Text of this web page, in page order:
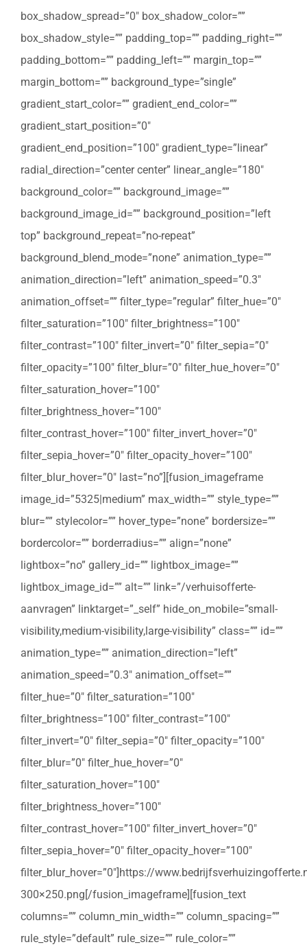
box_shadow_spread=”0″ box_shadow_color=””
box_shadow_style=”” padding_top=”” padding_right=””
padding_bottom=”” padding_left=”” margin_top=””
margin_bottom=”” background_type=”single”
gradient_start_color=”” gradient_end_color=””
gradient_start_position=”0″
gradient_end_position=”100″ gradient_type=”linear”
radial_direction=”center center” linear_angle=”180″
background_color=”” background_image=””
background_image_id=”” background_position=”left
top” background_repeat=”no-repeat”
background_blend_mode=”none” animation_type=””
animation_direction=”left” animation_speed=”0.3″
animation_offset=”” filter_type=”regular” filter_hue=”0″
filter_saturation=”100″ filter_brightness=”100″
filter_contrast=”100″ filter_invert=”0″ filter_sepia=”0″
filter_opacity=”100″ filter_blur=”0″ filter_hue_hover=”0″
filter_saturation_hover=”100″
filter_brightness_hover=”100″
filter_contrast_hover=”100″ filter_invert_hover=”0″
filter_sepia_hover=”0″ filter_opacity_hover=”100″
filter_blur_hover=”0″ last=”no”][fusion_imageframe
image_id=”5325|medium” max_width=”” style_type=””
blur=”” stylecolor=”” hover_type=”none” bordersize=””
bordercolor=”” borderradius=”” align=”none”
lightbox=”no” gallery_id=”” lightbox_image=””
lightbox_image_id=”” alt=”” link=”/verhuisofferte-
aanvragen” linktarget=”_self” hide_on_mobile=”small-
visibility,medium-visibility,large-visibility” class=”” id=””
animation_type=”” animation_direction=”left”
animation_speed=”0.3″ animation_offset=””
filter_hue=”0″ filter_saturation=”100″
filter_brightness=”100″ filter_contrast=”100″
filter_invert=”0″ filter_sepia=”0″ filter_opacity=”100″
filter_blur=”0″ filter_hue_hover=”0″
filter_saturation_hover=”100″
filter_brightness_hover=”100″
filter_contrast_hover=”100″ filter_invert_hover=”0″
filter_sepia_hover=”0″ filter_opacity_hover=”100″
filter_blur_hover=”0″]https://
300×250.png[/fusion_imageframe][fusion_text
columns=”” column_min_width=”” column_spacing=””
rule_style=”default” rule_size=”” rule_color=””